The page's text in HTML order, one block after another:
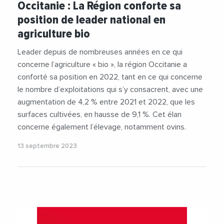
#CCIOccitanie
#Economie
#Elevage
#Ovins
#TransitionEcologique
Occitanie : La Région conforte sa
position de leader national en
agriculture bio
Leader depuis de nombreuses années en ce qui
concerne l’agriculture « bio », la région Occitanie a
conforté sa position en 2022, tant en ce qui concerne
le nombre d’exploitations qui s’y consacrent, avec une
augmentation de 4,2 % entre 2021 et 2022, que les
surfaces cultivées, en hausse de 9,1 %. Cet élan
concerne également l’élevage, notamment ovins.
13 septembre 2023